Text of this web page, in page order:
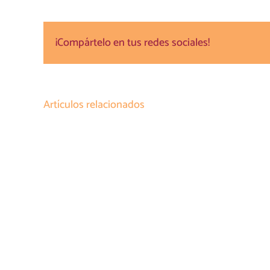
¡Compártelo en tus redes sociales!
Artículos relacionados